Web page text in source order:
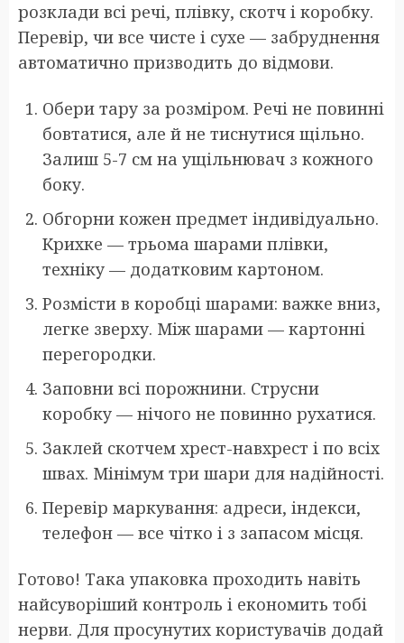
розклади всі речі, плівку, скотч і коробку.
Перевір, чи все чисте і сухе — забруднення
автоматично призводить до відмови.
Обери тару за розміром. Речі не повинні
бовтатися, але й не тиснутися щільно.
Залиш 5-7 см на ущільнювач з кожного
боку.
Обгорни кожен предмет індивідуально.
Крихке — трьома шарами плівки,
техніку — додатковим картоном.
Розмісти в коробці шарами: важке вниз,
легке зверху. Між шарами — картонні
перегородки.
Заповни всі порожнини. Струсни
коробку — нічого не повинно рухатися.
Заклей скотчем хрест-навхрест і по всіх
швах. Мінімум три шари для надійності.
Перевір маркування: адреси, індекси,
телефон — все чітко і з запасом місця.
Готово! Така упаковка проходить навіть
найсуворіший контроль і економить тобі
нерви. Для просунутих користувачів додай